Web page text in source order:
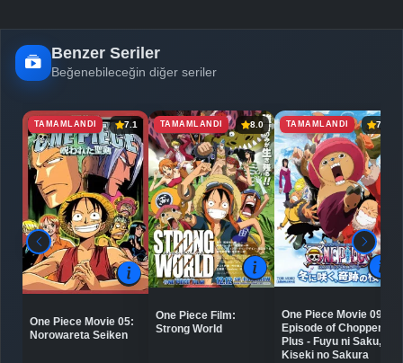
Benzer Seriler
Beğenebileceğin diğer seriler
TAMAMLANDI 7.1
One Piece Movie 05:
Norowareta Seiken
TAMAMLANDI 8.0
One Piece Film:
Strong World
TAMAMLANDI 7.4
One Piece Movie 09:
Episode of Chopper
Plus - Fuyu ni Saku,
Kiseki no Sakura